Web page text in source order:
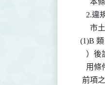
(1)B
用
前